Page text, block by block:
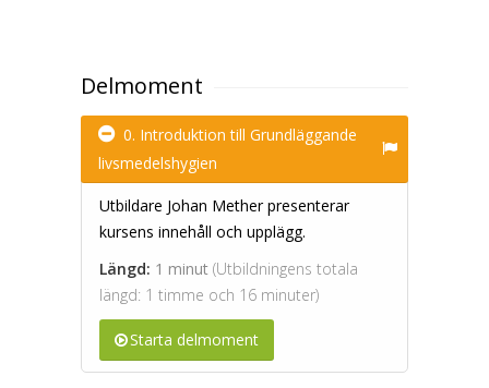
Delmoment
0. Introduktion till Grundläggande
livsmedelshygien
Utbildare Johan Mether presenterar
kursens innehåll och upplägg.
Längd: 1 minut (Utbildningens totala
längd: 1 timme och 16 minuter)
Starta delmoment